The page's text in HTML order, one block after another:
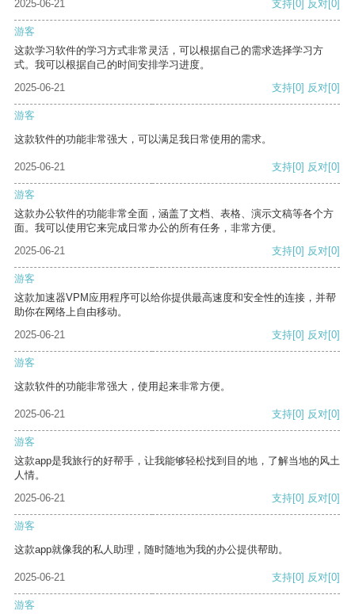
2025-06-21 支持 [0] 反对 [0]
游客
这款学习软件的学习方式非常灵活，可以根据自己的需求选择学习方
式。我可以根据自己的时间安排学习进度。
2025-06-21
支持[0] 反对[0]
游客
这款软件的功能非常强大，可以满足我日常使用的需求。
2025-06-21 支持[0] 反对[0]
游客
这款办公软件的功能非常全面，涵盖了文档、表格、演示文稿等各个方
面。我可以使用它来完成日常办公的所有任务，非常方便。
2025-06-21
支持[0] 反对[0]
游客
这款加速器VPM应用程序可以给你提供最高速度和安全性的连接，并帮
助你在网络上自由移动。
2025-06-21
支持[0] 反对[0]
游客
这款软件的功能非常强大，使用起来非常方便。
2025-06-21 支持[0] 反对[0]
游客
这款app是我旅行的好帮手，让我能够轻松找到目的地，了解当地的风土
人情。
2025-06-21
支持[0] 反对[0]
游客
这款app就像我的私人助理，随时随地为我的办公提供帮助。
2025-06-21 支持[0] 反对[0]
游客